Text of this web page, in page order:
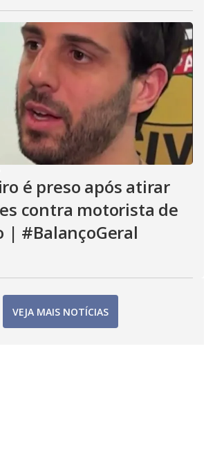
é preso após atirar
contra motorista de
| #BalançoGeral
VEJA MAIS NOTÍCIAS